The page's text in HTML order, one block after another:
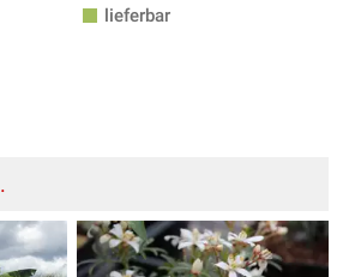
lieferbar